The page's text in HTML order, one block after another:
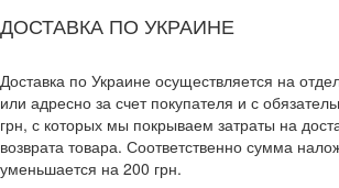
ДОСТАВКА ПО УКРАИНЕ
Доставка по Украине осуществляется на
или адресно за счет покупателя и с
грн, с которых мы покрываем затраты на
возврата товара. Соответственно сумма
уменьшается на 200 грн.